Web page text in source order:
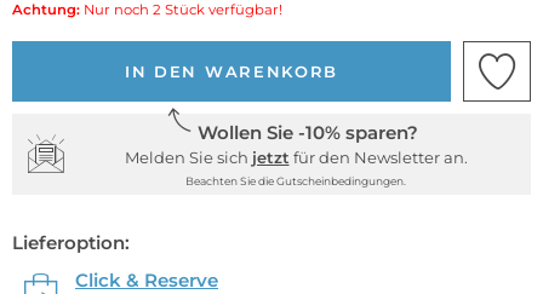
Achtung: Nur noch 2 Stück verfügbar!
IN DEN WARENKORB
Wollen Sie -10% sparen?
Melden Sie sich jetzt für den Newsletter an.
Beachten Sie die Gutscheinbedingungen.
Lieferoption:
Click & Reserve